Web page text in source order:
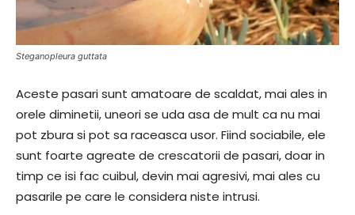
Steganopleura guttata
Aceste pasari sunt amatoare de scaldat, mai ales in
orele diminetii, uneori se uda asa de mult ca nu mai
pot zbura si pot sa raceasca usor. Fiind sociabile, ele
sunt foarte agreate de crescatorii de pasari, doar in
timp ce isi fac cuibul, devin mai agresivi, mai ales cu
pasarile pe care le considera niste intrusi.